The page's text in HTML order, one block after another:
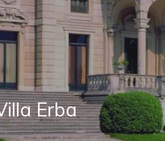
Erba